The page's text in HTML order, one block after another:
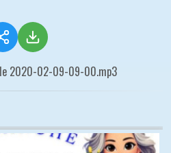
2020-02-09-09-00.mp3